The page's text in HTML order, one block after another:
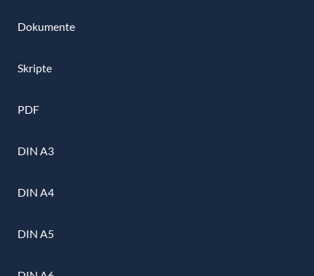
Dokumente
Skripte
PDF
DIN A3
DIN A4
DIN A5